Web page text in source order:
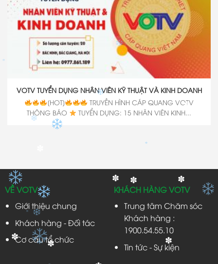
VOTV TUYỂN DỤNG NHÂN VIÊN KỸ THUẬT VÀ KINH DOANH
[HOT]
TRUYỀN HÌNH CÁP QUANG VOTV
THÔNG BÁO
TUYỂN DỤNG: 15 NHÂN VIÊN KINH...
VỀ VOTV
Giới thiệu chung
Khách hàng - Đối tác
Cơ cấu tổ chức
KHÁCH HÀNG VOTV
Trung tâm Chăm sóc
Khách hàng :
1900.54.55.10
Tin tức - Sự kiện
✽
✽
✽
✽
✽
✽
✽